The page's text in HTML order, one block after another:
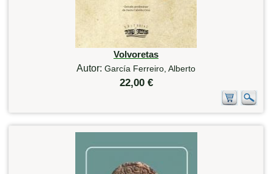
Volvoretas
Autor: García Ferreiro, Alberto
22,00 €